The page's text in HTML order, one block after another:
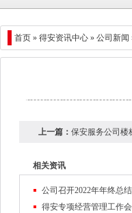
首页 » 得安资讯中心 » 公司新闻
上一篇： 保安服务公司楼
相关资讯
公司召开2022年年终总
得安专项经营管理工作